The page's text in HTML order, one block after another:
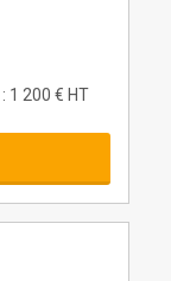
1 200 € HT